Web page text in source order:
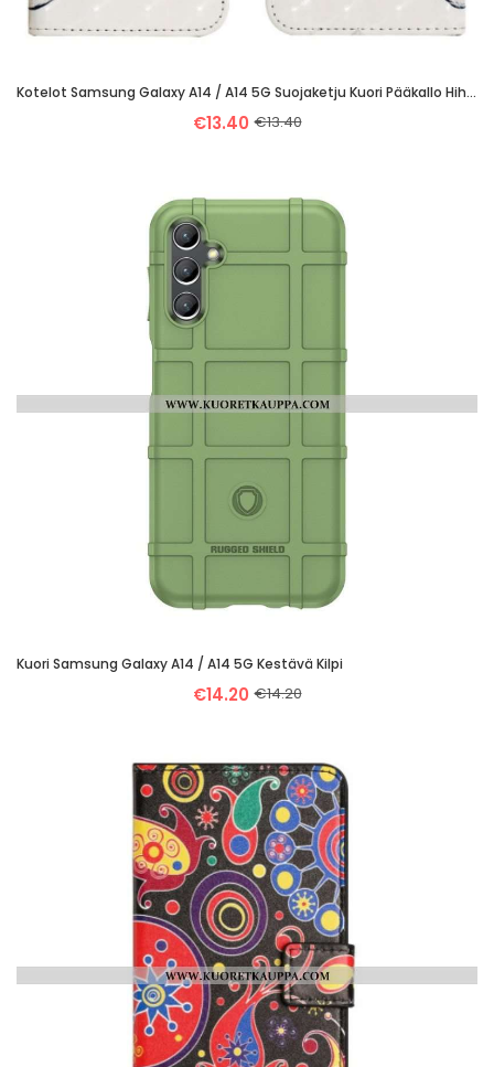
Kotelot Samsung Galaxy A14 / A14 5G Suojaketju Kuori Pääkallo Hihnalla
€13.40 €13.40
Kuori Samsung Galaxy A14 / A14 5G Kestävä Kilpi
€14.20 €14.20